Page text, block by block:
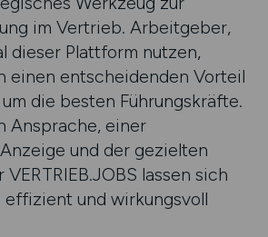
im Vertrieb. Arbeitgeber,
dieser Plattform nutzen,
einen entscheidenden Vorteil
die besten Führungskräfte.
Ansprache, einer
und der gezielten
lassen sich
effizient und wirkungsvoll